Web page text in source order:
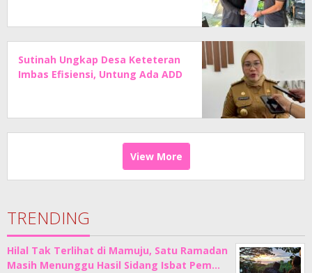
Sutinah Ungkap Desa Keteteran
Imbas Efisiensi, Untung Ada ADD
View More
TRENDING
Hilal Tak Terlihat di Mamuju, Satu Ramadan
Masih Menunggu Hasil Sidang Isbat Pem…